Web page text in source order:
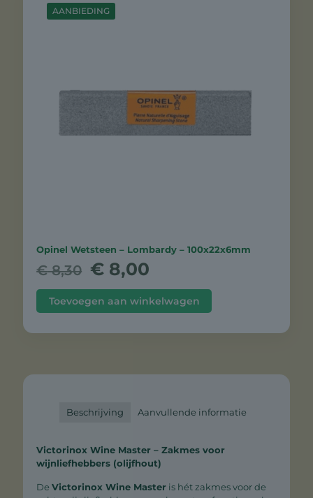
AANBIEDING
Opinel Wetsteen – Lombardy – 100x22x6mm
€8,30 Oorspronkelijke
prijs
was:
€ 8,30.
€ 8,00
is:
€ 8,00.
Toevoegen aan winkelwagen
Beschrijving Aanvullende informatie
Victorinox Wine Master – Zakmes voor
wijnliefhebbers (olijfhout)
De Victorinox Wine Masteris hét zakmes voor de